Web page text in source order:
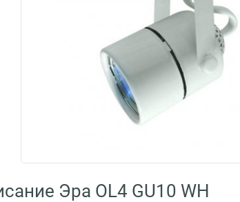
Эра OL4 GU10 WH